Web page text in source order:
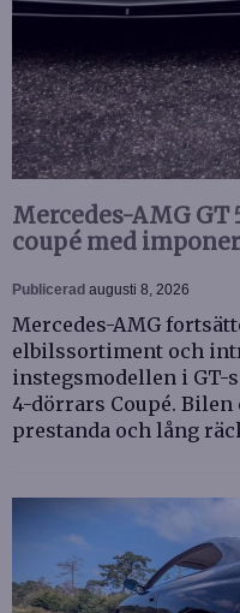
Mercedes-AMG
coupé med
Publicerad augusti 8, 2026
Mercedes-AMG
elbilssortiment och
instegsmodellen i GT-
4-dörrars Coupé.
prestanda och lång